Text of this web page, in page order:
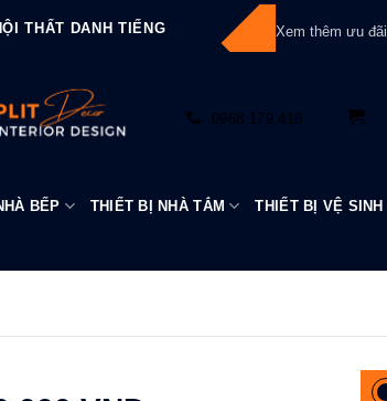
THẤT DANH TIẾNG Xem thêm ưu đãi
0968.179.418
BẾP THIẾT BỊ NHÀ TẮM THIẾT BỊ VỆ SINH